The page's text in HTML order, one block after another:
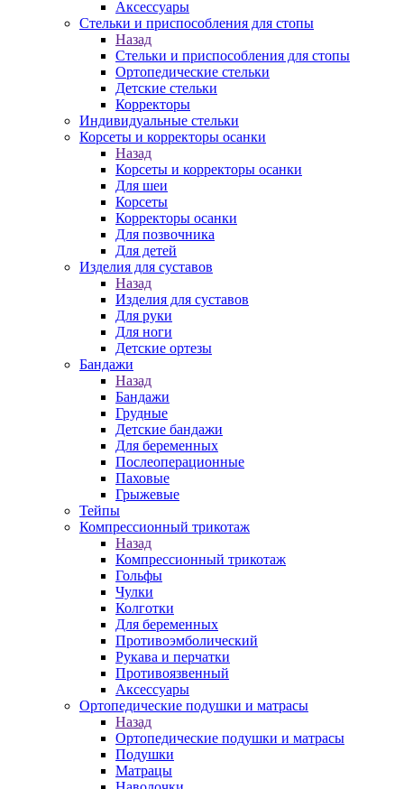
Аксессуары
Стельки и приспособления для стопы
Назад
Стельки и приспособления для стопы
Ортопедические стельки
Детские стельки
Корректоры
Индивидуальные стельки
Корсеты и корректоры осанки
Назад
Корсеты и корректоры осанки
Для шеи
Корсеты
Корректоры осанки
Для позвочника
Для детей
Изделия для суставов
Назад
Изделия для суставов
Для руки
Для ноги
Детские ортезы
Бандажи
Назад
Бандажи
Грудные
Детские бандажи
Для беременных
Послеоперационные
Паховые
Грыжевые
Тейпы
Компрессионный трикотаж
Назад
Компрессионный трикотаж
Гольфы
Чулки
Колготки
Для беременных
Противоэмболический
Рукава и перчатки
Противоязвенный
Аксессуары
Ортопедические подушки и матрасы
Назад
Ортопедические подушки и матрасы
Подушки
Матрацы